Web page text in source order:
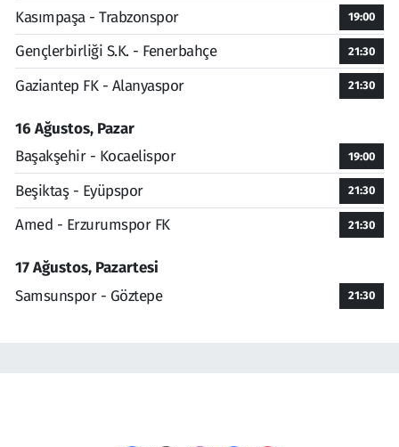
Kasımpaşa - Trabzonspor 19:00
Gençlerbirliği S.K. - Fenerbahçe 21:30
Gaziantep FK - Alanyaspor 21:30
16 Ağustos, Pazar
Başakşehir - Kocaelispor
19:00
Beşiktaş - Eyüpspor 21:30
Amed - Erzurumspor FK 21:30
17 Ağustos, Pazartesi
Samsunspor - Göztepe
21:30